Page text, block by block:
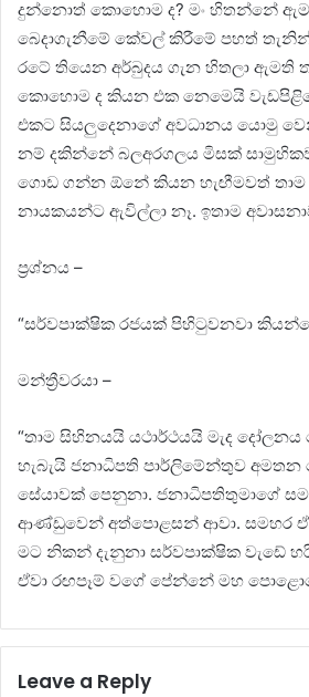
දුන්නොත් කොහොම ද? මං හිතන්නේ
බෙදාගැනීමේ කේවල් කිරීමේ පහත්
රටේ තියෙන අර්බුදය ගැන හිතලා ඇමති
කොහොම ද කියන එක නෙමෙයි
එකට සියලුදෙනාගේ අවධානය යොමු
නම් දකින්නේ බලඅරගලය මිසක්
ගොඩ ගන්න ඕනේ කියන හැඟීමවත් තාම
නායකයන්ට ඇවිල්ලා නෑ. ඉතාම
ප්‍රශ්නය –
“සර්වපාක්ෂික රජයක් පිහිටුවනවා
මන්ත්‍රීවරයා –
“තාම සිහිනයයි යථාර්ථයයි මැද
හැබැයි ජනාධිපති පාර්ලිමේන්තුව අමතන
සේයාවක් පෙනුනා. ජනාධිපතිතුමාගේ
ආණ්ඩුවෙන් අත්පොළසන් ආවා. සමහර
මට නිකන් දැනුනා සර්වපාක්ෂික වැඩේ
ඒවා රඟපෑම් වගේ පේන්නේ මහ
Leave a Reply